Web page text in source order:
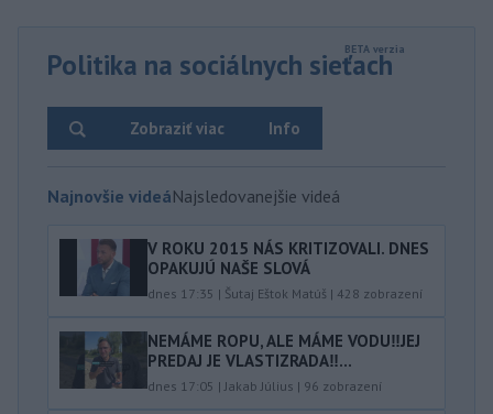
Politika na sociálnych sieťach
Info
Zobraziť viac
Najnovšie videáNajsledovanejšie videá
V ROKU 2015 NÁS KRITIZOVALI. DNES
OPAKUJÚ NAŠE SLOVÁ
dnes 17:35 | Šutaj Eštok Matúš | 428 zobrazení
NEMÁME ROPU, ALE MÁME VODU‼️JEJ
PREDAJ JE VLASTIZRADA‼️...
dnes 17:05 | Jakab Július | 96 zobrazení